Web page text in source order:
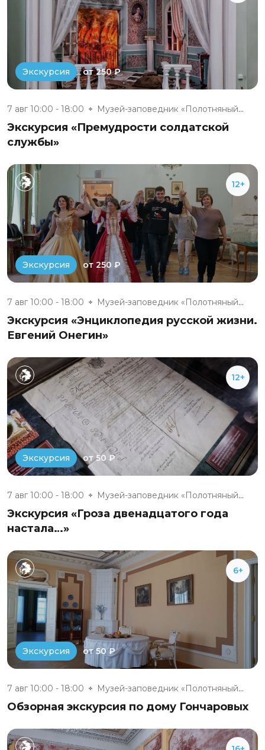
Экскурсия от 250 ₽
7 авг 10:00 - 18:00 Музей-заповедник «Полотняный З...
Экскурсия «Премудрости солдатской
службы»
12+
Экскурсия от 250 ₽
7 авг 10:00 - 18:00 Музей-заповедник «Полотняный З...
Экскурсия «Энциклопедия русской жизни.
Евгений Онегин»
12+
Экскурсия от 50 ₽
7 авг 10:00 - 18:00 Музей-заповедник «Полотняный З...
Экскурсия «Гроза двенадцатого года
настала…»
6+
Экскурсия от 50 ₽
7 авг 10:00 - 18:00 Музей-заповедник «Полотняный З...
Обзорная экскурсия по дому Гончаровых